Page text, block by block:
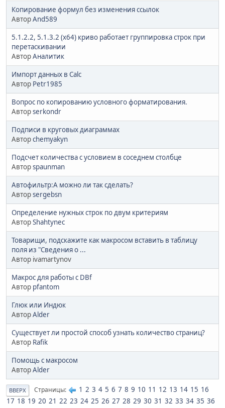
Копирование формул без изменения ссылок
АвторAnd589
5.1.2.2, 5.1.3.2 (x64) криво работает группировка строк при
перетаскивании
АвторАналитик
Импорт данных в Calc
Автор Petr1985
Вопрос по копированию условного форматирования.
Авторserkondr
Подписи в круговых диаграммах
Авторchemyakyn
Подсчет количества с условием в соседнем столбце
Авторspaunman
Автофильтр:А можно ли так сделать?
Авторsergebsn
Определение нужных строк по двум критериям
АвторShahtynec
Товарищи, подскажите как макросом вставить в таблицу
поля из "Сведения о ...
Автор ivamartynov
Макрос для работы с DBf
Автор pfantom
Глюк или Индюк
АвторAlder
Существует ли простой способ узнать количество страниц?
Автор Rafik
Помощь с макросом
АвторAlder
ВВЕРХ Страницы 1 2 3 4 5 6 7 8 9 10 11 12 13 14 15 16
17 18 19 20 21 22 23 24 25 26 27 28 29 30 31 32 33 34 35 36